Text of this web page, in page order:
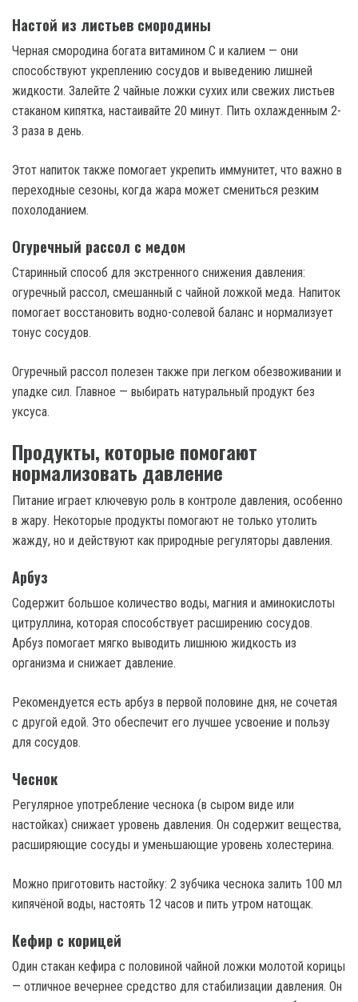
Настой из листьев смородины
Черная смородина богата витамином С и калием — они
способствуют укреплению сосудов и выведению лишней
жидкости. Залейте 2 чайные ложки сухих или свежих листьев
стаканом кипятка, настаивайте 20 минут. Пить охлажденным 2-
3 раза в день.
Этот напиток также помогает укрепить иммунитет, что важно в
переходные сезоны, когда жара может смениться резким
похолоданием.
Огуречный рассол с медом
Старинный способ для экстренного снижения давления:
огуречный рассол, смешанный с чайной ложкой меда. Напиток
помогает восстановить водно-солевой баланс и нормализует
тонус сосудов.
Огуречный рассол полезен также при легком обезвоживании и
упадке сил. Главное — выбирать натуральный продукт без
уксуса.
Продукты, которые помогают
нормализовать давление
Питание играет ключевую роль в контроле давления, особенно
в жару. Некоторые продукты помогают не только утолить
жажду, но и действуют как природные регуляторы давления.
Арбуз
Содержит большое количество воды, магния и аминокислоты
цитруллина, которая способствует расширению сосудов.
Арбуз помогает мягко выводить лишнюю жидкость из
организма и снижает давление.
Рекомендуется есть арбуз в первой половине дня, не сочетая
с другой едой. Это обеспечит его лучшее усвоение и пользу
для сосудов.
Чеснок
Регулярное употребление чеснока (в сыром виде или
настойках) снижает уровень давления. Он содержит вещества,
расширяющие сосуды и уменьшающие уровень холестерина.
Можно приготовить настойку: 2 зубчика чеснока залить 100 мл
кипячёной воды, настоять 12 часов и пить утром натощак.
Кефир с корицей
Один стакан кефира с половиной чайной ложки молотой корицы
— отличное вечернее средство для стабилизации давления. Он